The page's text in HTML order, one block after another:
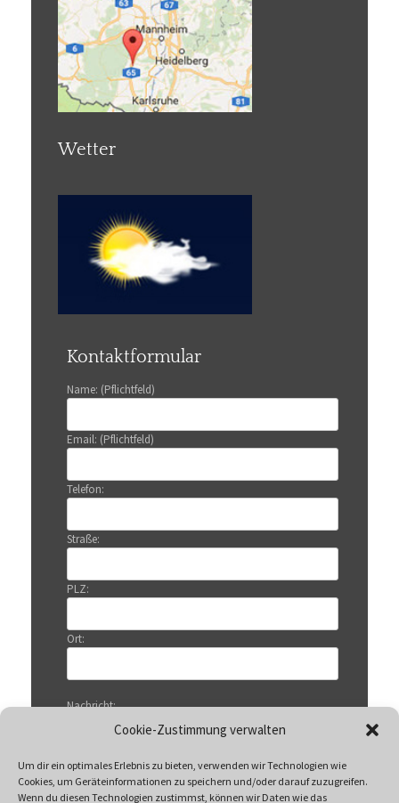
Cookie-Zustimmung verwalten
Um dir ein optimales Erlebnis zu bieten, verwenden wir Technologien wie
Cookies, um Geräteinformationen zu speichern und/oder darauf zuzugreifen.
Wenn du diesen Technologien zustimmst, können wir Daten wie das
Wetter
Kontaktformular
Name: (Pflichtfeld)
Email: (Pflichtfeld)
Telefon:
Straße:
PLZ:
Ort:
Nachricht: